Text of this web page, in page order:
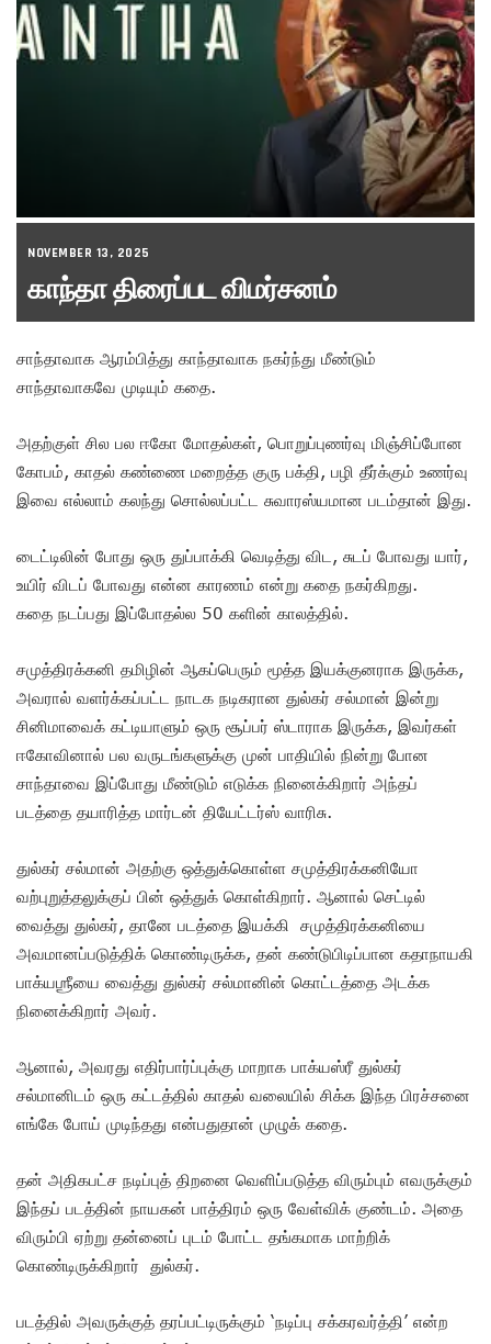
NOVEMBER 13, 2025
காந்தா திரைப்பட விமர்சனம்
சாந்தாவாக ஆரம்பித்து காந்தாவாக நகர்ந்து மீண்டும்
சாந்தாவாகவே முடியும் கதை.
அதற்குள் சில பல ஈகோ மோதல்கள், பொறுப்புணர்வு மிஞ்சிப்போன
கோபம், காதல் கண்ணை மறைத்த குரு பக்தி, பழி தீர்க்கும் உணர்வு
இவை எல்லாம் கலந்து சொல்லப்பட்ட சுவாரஸ்யமான படம்தான் இது.
டைட்டிலின் போது ஒரு துப்பாக்கி வெடித்து விட, சுடப் போவது யார்,
உயிர் விடப் போவது என்ன காரணம் என்று கதை நகர்கிறது.
கதை நடப்பது இப்போதல்ல 50 களின் காலத்தில்.
சமுத்திரக்கனி தமிழின் ஆகப்பெரும் மூத்த இயக்குனராக இருக்க,
அவரால் வளர்க்கப்பட்ட நாடக நடிகரான துல்கர் சல்மான் இன்று
சினிமாவைக் கட்டியாளும் ஒரு சூப்பர் ஸ்டாராக இருக்க, இவர்கள்
ஈகோவினால் பல வருடங்களுக்கு முன் பாதியில் நின்று போன
சாந்தாவை இப்போது மீண்டும் எடுக்க நினைக்கிறார் அந்தப்
படத்தை தயாரித்த மார்டன் தியேட்டர்ஸ் வாரிசு.
துல்கர் சல்மான் அதற்கு ஒத்துக்கொள்ள சமுத்திரக்கனியோ
வற்புறுத்தலுக்குப் பின் ஒத்துக் கொள்கிறார். ஆனால் செட்டில்
வைத்து துல்கர், தானே படத்தை இயக்கி சமுத்திரக்கனியை
அவமானப்படுத்திக் கொண்டிருக்க, தன் கண்டுபிடிப்பான கதாநாயகி
பாக்யஶ்ரீயை வைத்து துல்கர் சல்மானின் கொட்டத்தை அடக்க
நினைக்கிறார் அவர்.
ஆனால், அவரது எதிர்பார்ப்புக்கு மாறாக பாக்யஸ்ரீ துல்கர்
சல்மானிடம் ஒரு கட்டத்தில் காதல் வலையில் சிக்க இந்த பிரச்சனை
எங்கே போய் முடிந்தது என்பதுதான் முழுக் கதை.
தன் அதிகபட்ச நடிப்புத் திறனை வெளிப்படுத்த விரும்பும் எவருக்கும்
இந்தப் படத்தின் நாயகன் பாத்திரம் ஒரு வேள்விக் குண்டம். அதை
விரும்பி ஏற்று தன்னைப் புடம் போட்ட தங்கமாக மாற்றிக்
கொண்டிருக்கிறார் துல்கர்.
படத்தில் அவருக்குத் தரப்பட்டிருக்கும் ‘நடிப்பு சக்கரவர்த்தி’ என்ற